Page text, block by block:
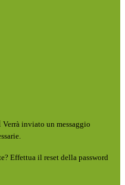
Verrà inviato un messaggio
Effettua il reset della password